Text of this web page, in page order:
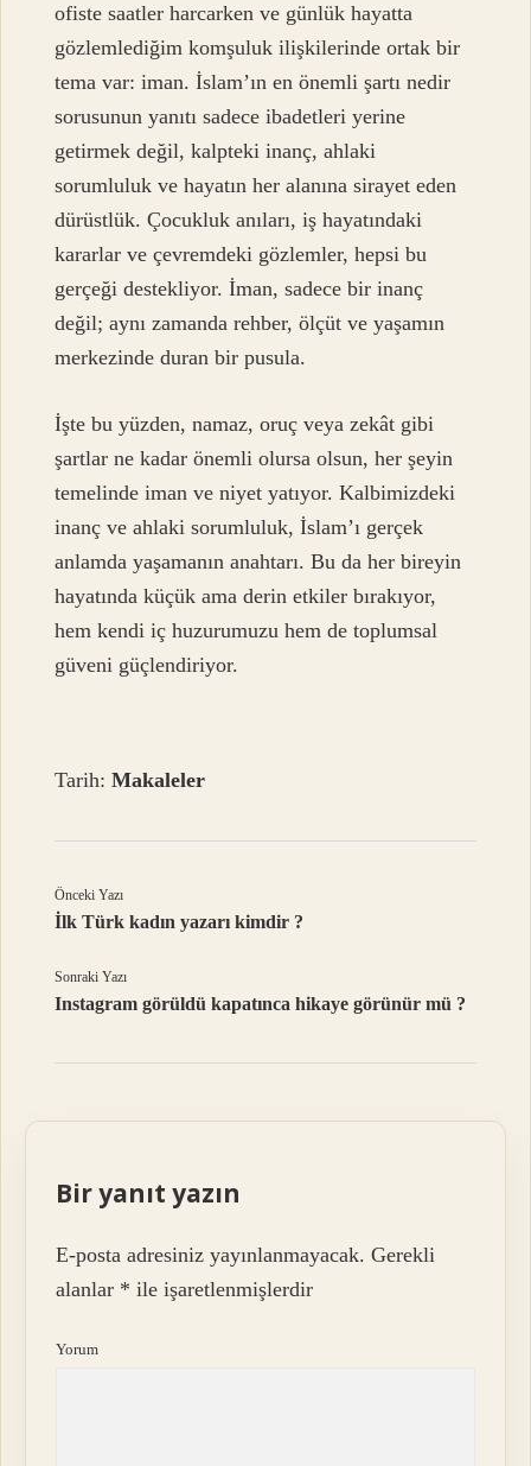
ofiste saatler harcarken ve günlük hayatta
gözlemlediğim komşuluk ilişkilerinde ortak bir
tema var: iman. İslam’ın en önemli şartı nedir
sorusunun yanıtı sadece ibadetleri yerine
getirmek değil, kalpteki inanç, ahlaki
sorumluluk ve hayatın her alanına sirayet eden
dürüstlük. Çocukluk anıları, iş hayatındaki
kararlar ve çevremdeki gözlemler, hepsi bu
gerçeği destekliyor. İman, sadece bir inanç
değil; aynı zamanda rehber, ölçüt ve yaşamın
merkezinde duran bir pusula.
İşte bu yüzden, namaz, oruç veya zekât gibi
şartlar ne kadar önemli olursa olsun, her şeyin
temelinde iman ve niyet yatıyor. Kalbimizdeki
inanç ve ahlaki sorumluluk, İslam’ı gerçek
anlamda yaşamanın anahtarı. Bu da her bireyin
hayatında küçük ama derin etkiler bırakıyor,
hem kendi iç huzurumuzu hem de toplumsal
güveni güçlendiriyor.
Tarih:Makaleler
Önceki Yazı
İlk Türk kadın yazarı kimdir ?
Sonraki Yazı
Instagram görüldü kapatınca hikaye görünür mü ?
Bir yanıt yazın
E-posta adresiniz yayınlanmayacak. Gerekli
alanlar * ile işaretlenmişlerdir
Yorum